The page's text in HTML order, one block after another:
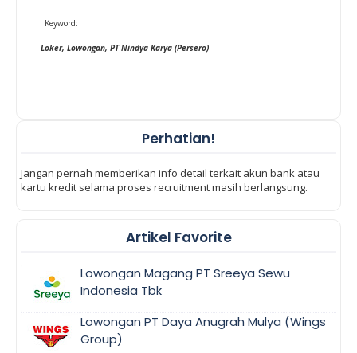
Keyword:
Loker, Lowongan, PT Nindya Karya (Persero)
Perhatian!
Jangan pernah memberikan info detail terkait akun bank atau
kartu kredit selama proses recruitment masih berlangsung.
Artikel Favorite
Lowongan Magang PT Sreeya Sewu
Indonesia Tbk
Lowongan PT Daya Anugrah Mulya (Wings
Group)